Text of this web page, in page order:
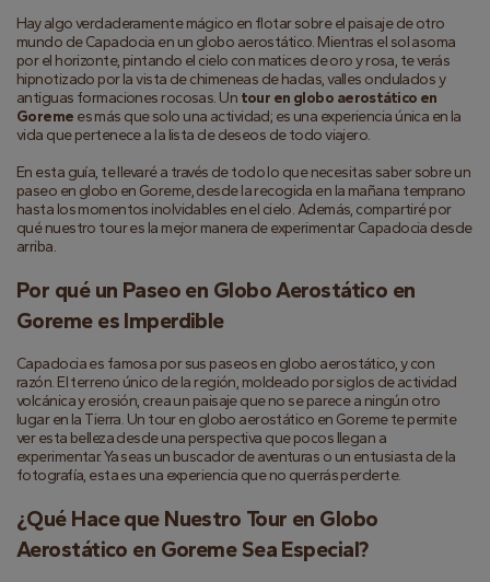
Hay algo verdaderamente mágico en flotar sobre el paisaje de otro
mundo de Capadocia en un globo aerostático. Mientras el sol asoma
por el horizonte, pintando el cielo con matices de oro y rosa, te verás
hipnotizado por la vista de chimeneas de hadas, valles ondulados y
antiguas formaciones rocosas. Un tour en globo aerostático en
Goreme es más que solo una actividad; es una experiencia única en la
vida que pertenece a la lista de deseos de todo viajero.
En esta guía, te llevaré a través de todo lo que necesitas saber sobre un
paseo en globo en Goreme, desde la recogida en la mañana temprano
hasta los momentos inolvidables en el cielo. Además, compartiré por
qué nuestro tour es la mejor manera de experimentar Capadocia desde
arriba.
Por qué un Paseo en Globo Aerostático en
Goreme es Imperdible
Capadocia es famosa por sus paseos en globo aerostático, y con
razón. El terreno único de la región, moldeado por siglos de actividad
volcánica y erosión, crea un paisaje que no se parece a ningún otro
lugar en la Tierra. Un tour en globo aerostático en Goreme te permite
ver esta belleza desde una perspectiva que pocos llegan a
experimentar. Ya seas un buscador de aventuras o un entusiasta de la
fotografía, esta es una experiencia que no querrás perderte.
¿Qué Hace que Nuestro Tour en Globo
Aerostático en Goreme Sea Especial?